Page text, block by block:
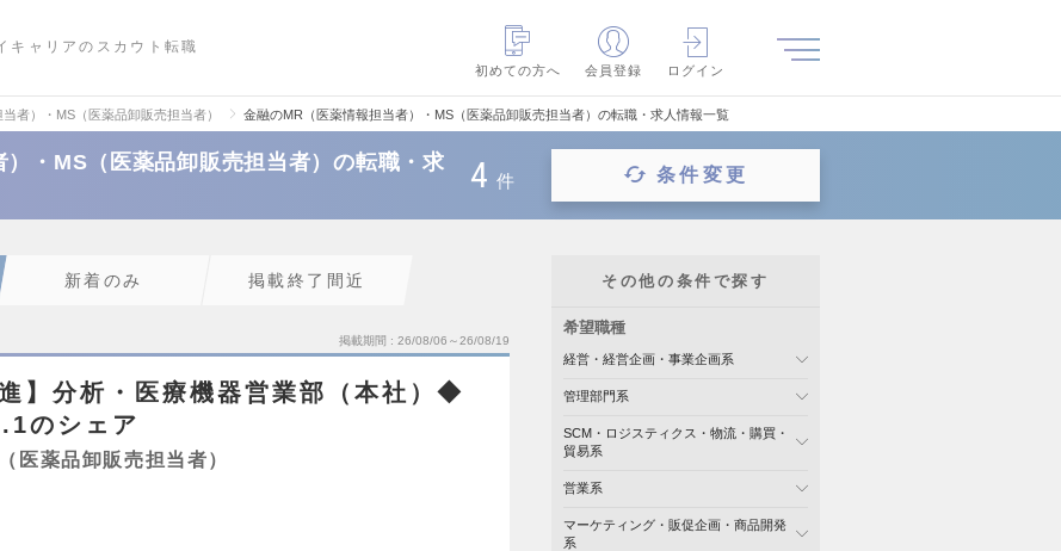
キャリアのスカウト転職
初めての方へ
会員登録 ログイン
者）・MS（医薬品卸販売担当者） 金融のMR（医薬情報担当者）・MS（医薬品卸販売担当者）の転職・求人情報一覧
・MS（医薬品卸販売担当者）の転職・求
4 件 条件変更
新着のみ 掲載終了間近
掲載期間 26/08/06～26/08/19
進】分析・医療機器営業部（本社）◆
のシェア
医薬品卸販売担当者）
その他の条件で探す
希望職種
経営・経営企画・事業企画系
管理部門系
SCM・ロジスティクス・物流・購買・
貿易系
営業系
マーケティング・販促企画・商品開発
系